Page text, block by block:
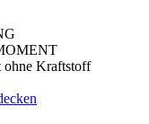
ohne Kraftstoff